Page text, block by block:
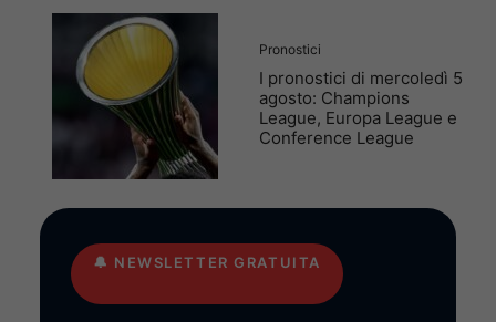
Pronostici
I pronostici di mercoledì 5
agosto: Champions
League, Europa League e
Conference League
🔔 NEWSLETTER GRATUITA